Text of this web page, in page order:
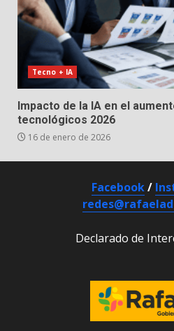
Tecno + IA
Impacto de la IA en el
tecnológicos 2026
16 de enero de 2026
Facebook/
Declarado de